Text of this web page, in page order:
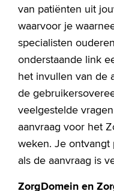
van patiënten uit
waarvoor je
specialisten
onderstaande link
het invullen van de
de
veelgestelde
aanvraag voor het
weken. Je
als de aanvraag is
ZorgDomein en